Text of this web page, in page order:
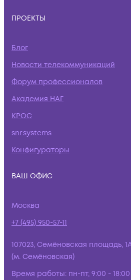
ПРОЕКТЫ
Блог
Новости телекоммуникаций
Форум профессионалов
Академия НАГ
КРОС
snr.systems
Конфигураторы
ВАШ ОФИС
Москва
+7 (495) 950-57-11
107023, Семёновская площадь,
(м. Семёновская)
Время работы: пн-пт, 9:00 - 18:00